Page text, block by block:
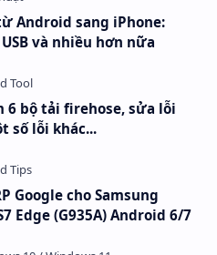
Android sang iPhone:
và nhiều hơn nữa
6 bộ tải firehose, sửa lỗi
số lỗi khác...
Google cho Samsung
Edge (G935A) Android 6/7